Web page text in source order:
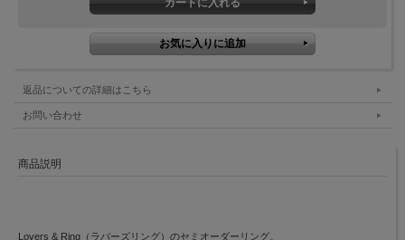
返品についての詳細はこちら
お問い合わせ
商品説明
Lovers & Ring（ラバーズリング）のセミオーダーリング。